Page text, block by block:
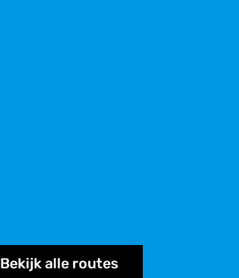
Bekijk alle routes